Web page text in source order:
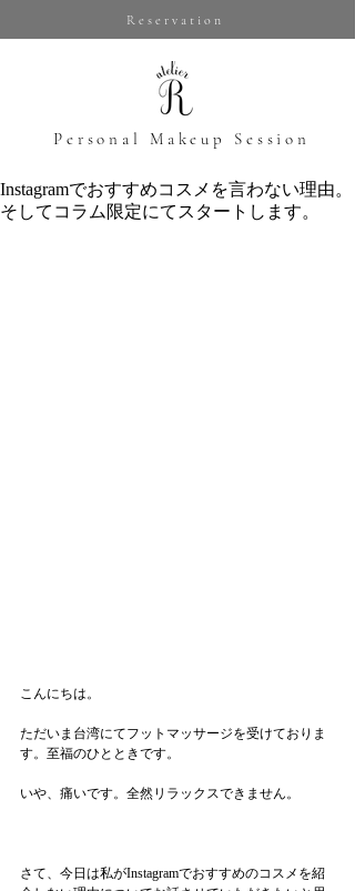
Reservation
​Personal Makeup Session
Instagramでおすすめコスメを言わない理由。
そしてコラム限定にてスタートします。
こんにちは。
ただいま台湾にてフットマッサージを受けておりま
す。至福のひとときです。
いや、痛いです。全然リラックスできません。
さて、今日は私がInstagramでおすすめのコスメを紹